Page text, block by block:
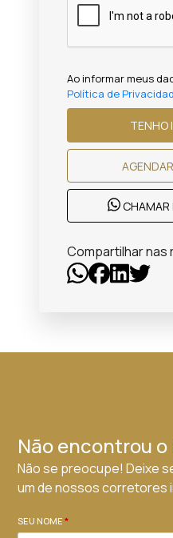
Ao informar meus
Política de
CHAMAR
Compartilhar nas
Não encontrou
Não se preocupe! Deixe
um de nossos corretores
SEU NOME*